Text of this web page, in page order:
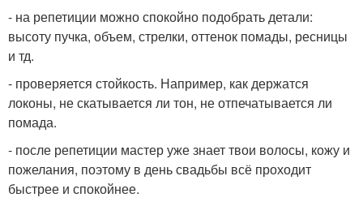
- на репетиции можно спокойно подобрать детали:
высоту пучка, объем, стрелки, оттенок помады, ресницы
и тд.
- проверяется стойкость. Например, как держатся
локоны, не скатывается ли тон, не отпечатывается ли
помада.
- после репетиции мастер уже знает твои волосы, кожу и
пожелания, поэтому в день свадьбы всё проходит
быстрее и спокойнее.